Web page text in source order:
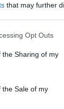
that may further
Opt Outs
the Sharing of my
the Sale of my